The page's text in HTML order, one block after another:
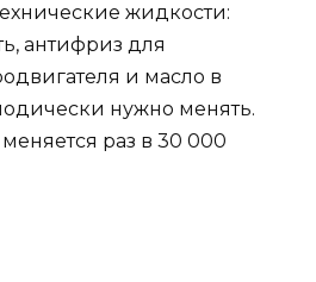
жидкости:
антифриз для
и масло в
нужно менять.
раз в 30 000